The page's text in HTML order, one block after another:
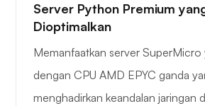
Server Python Premium
Dioptimalkan
Memanfaatkan server
dengan CPU AMD EPYC ganda
menghadirkan keandalan jaringan